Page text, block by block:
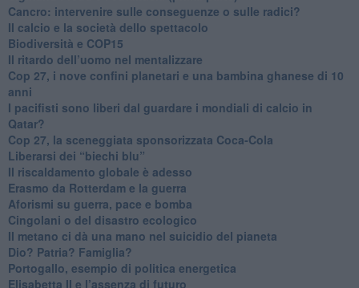
Cancro: intervenire sulle conseguenze o sulle radici?
​Il calcio e la società dello spettacolo
Biodiversità e COP15
​Il ritardo dell’uomo nel mentalizzare
​Cop 27, i nove confini planetari e una bambina ghanese di 10
anni
​I pacifisti sono liberi dal guardare i mondiali di calcio in
Qatar?
​Cop 27, la sceneggiata sponsorizzata Coca-Cola
​Liberarsi dei “biechi blu”
Il riscaldamento globale è adesso
​Erasmo da Rotterdam e la guerra
​Aforismi su guerra, pace e bomba
Cingolani o del disastro ecologico
​Il metano ci dà una mano nel suicidio del pianeta
​Dio? Patria? Famiglia?
Portogallo, esempio di politica energetica
​Elisabetta II e l’assenza di futuro